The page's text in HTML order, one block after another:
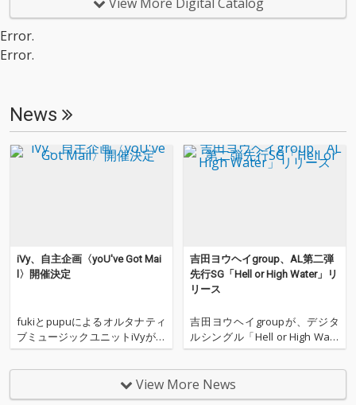
行曲。ピアノのメロデ
行曲。ピアノのメロデ
Error.
Error.
News
iVy、自主企画〈yoU've Got Mai
l〉開催決定
fukiとpupuによるオルタナティ
ブミュージックユニットiVyが、
2026年2月26日(木)に新代田FEVE
Rで自主企画〈yoU've Got Mai
l〉の開催を発表。 ライブアクト
にて空気公団、DJでは〜離を迎
吉田ヨウヘイgroup、AL第二弾
先行SG「Hell or High Water」リ
リース
吉田ヨウヘイgroupが、デジタ
ルシングル「Hell or High Wate
r」をリリースした。 同曲は202
5年8月20日にリリース予定の5t
hアルバム『Happiness Comes
in Waves』からの第二弾先行シ
View More News